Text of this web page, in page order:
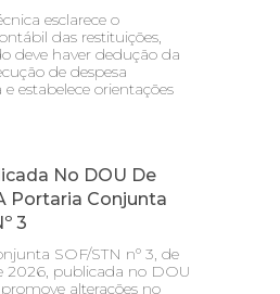
esclarece o
das restituições,
deve haver dedução da
de despesa
estabelece orientações
No DOU De
Portaria Conjunta
3
SOF/STN nº 3, de
2026, publicada no DOU
alterações no